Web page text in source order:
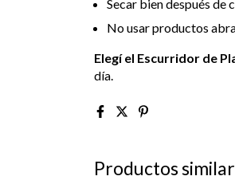
Secar bien después de
No usar productos
Elegí el Escurridor de
día.
Productos